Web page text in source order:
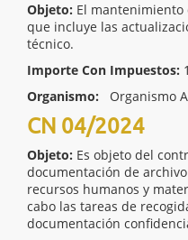
Objeto: El mantenimiento
que incluye las
técnico.
Importe Con Impuestos:
Organismo:
Organismo
CN 04/2024
Objeto: Es objeto del
documentación de
recursos humanos y
cabo las tareas de
documentación